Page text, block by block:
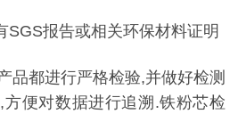
SGS报告或相关环保材料证明
品都进行严格检验,并做好检测
便对数据进行追溯.铁粉芯检